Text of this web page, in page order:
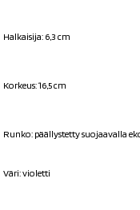
Halkaisija: 6,3 cm
Korkeus: 16,5 cm
Runko: päällystetty suojaavalla
Väri: violetti